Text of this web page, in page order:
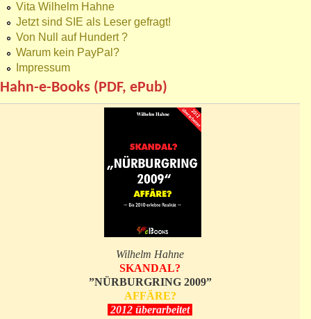
Vita Wilhelm Hahne
Jetzt sind SIE als Leser gefragt!
Von Null auf Hundert ?
Warum kein PayPal?
Impressum
Hahn-e-Books (PDF, ePub)
Wilhelm Hahne
SKANDAL?
”NÜRBURGRING 2009”
AFFÄRE?
2012 überarbeitet